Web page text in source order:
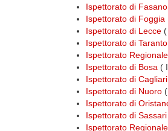
Ispettorato di Fasano
Ispettorato di Foggia
Ispettorato di Lecce
Ispettorato di Taranto
Ispettorato
Ispettorato di Bosa (
Ispettorato di Cagliari
Ispettorato di Nuoro
Ispettorato di
Ispettorato di Sassari
Ispettorato